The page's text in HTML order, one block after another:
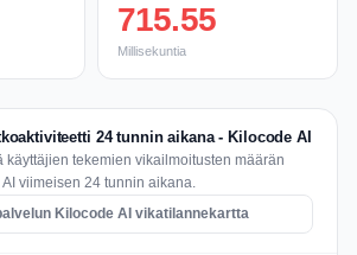
715.55
Millisekuntia
24 tunnin aikana - Kilocode AI
käyttäjien tekemien vikailmoitusten määrän
viimeisen 24 tunnin aikana.
Kilocode AI vikatilannekartta